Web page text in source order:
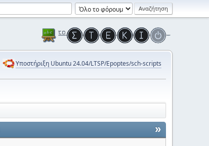
Υποστήριξη Ubuntu 24.04/LTSP/Epoptes/sch-scripts
»